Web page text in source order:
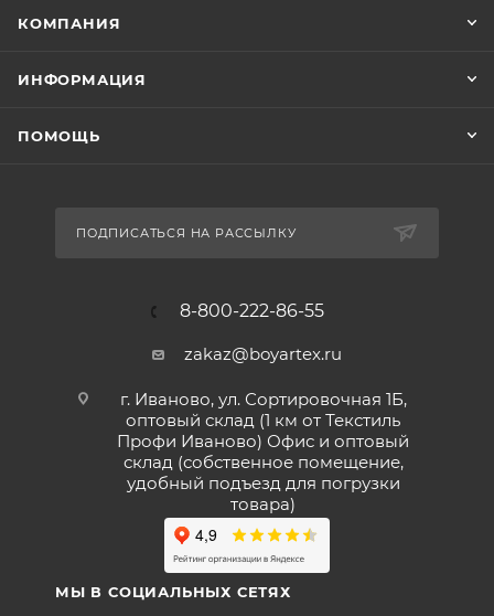
КОМПАНИЯ
ИНФОРМАЦИЯ
ПОМОЩЬ
ПОДПИСАТЬСЯ НА РАССЫЛКУ
8-800-222-86-55
zakaz@boyartex.ru
г. Иваново, ул. Сортировочная 1Б,
оптовый склад (1 км от Текстиль
Профи Иваново) Офис и оптовый
склад (собственное помещение,
удобный подъезд для погрузки
товара)
МЫ В СОЦИАЛЬНЫХ СЕТЯХ